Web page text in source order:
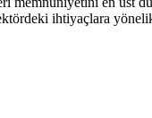
ihtiyaçlara